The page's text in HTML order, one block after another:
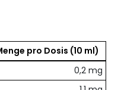
pro Dosis
pro Dosis (10 ml)
0,2 mg